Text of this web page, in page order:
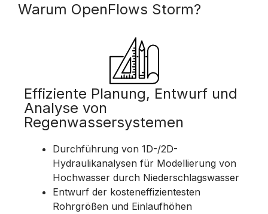
Warum OpenFlows Storm?
Effiziente Planung, Entwurf und
Analyse von
Regenwassersystemen
Durchführung von 1D-/2D-
Hydraulikanalysen für Modellierung von
Hochwasser durch Niederschlagswasser
Entwurf der kosteneffizientesten
Rohrgrößen und Einlaufhöhen